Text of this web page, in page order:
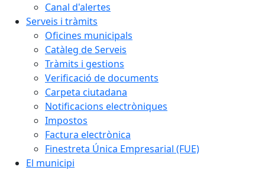
Canal d'alertes
Serveis i tràmits
Oficines municipals
Catàleg de Serveis
Tràmits i gestions
Verificació de documents
Carpeta ciutadana
Notificacions electròniques
Impostos
Factura electrònica
Finestreta Única Empresarial (FUE)
El municipi